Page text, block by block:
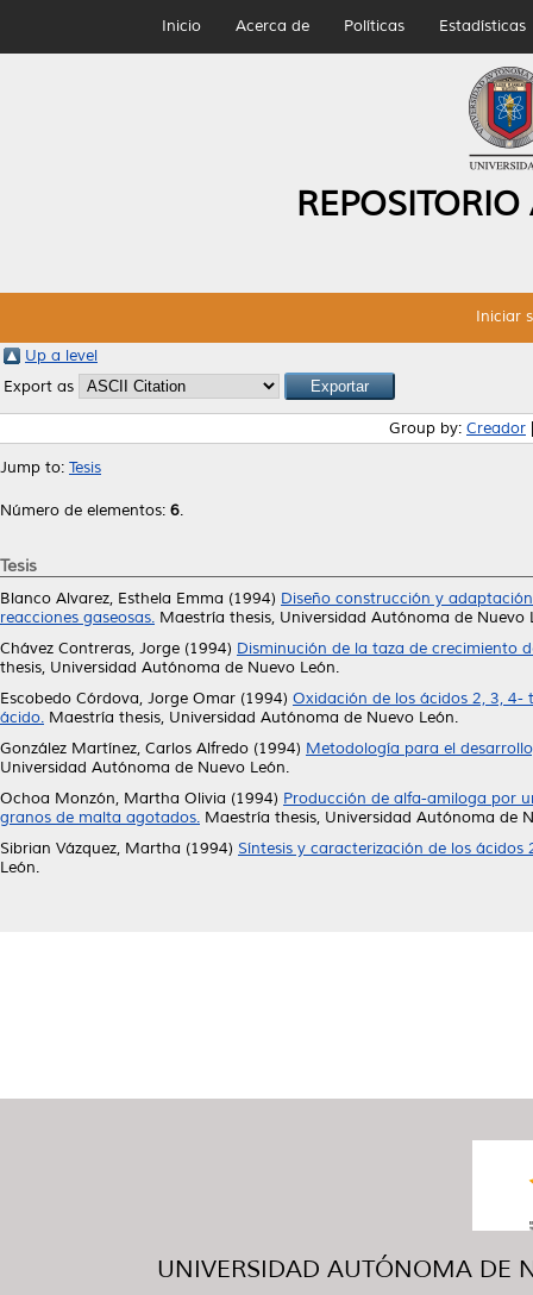
Inicio Acerca de Políticas Estadísticas
Iniciar
Up a level
Export as
Group by: Creador
Jump to: Tesis
Número de elementos: 6.
Tesis
Blanco Alvarez, Esthela Emma (1994) Diseño construcción y
reacciones gaseosas. Maestría thesis, Universidad Autónoma de Nuevo
Chávez Contreras, Jorge (1994) Disminución de la taza de crecimiento
thesis, Universidad Autónoma de Nuevo León.
Escobedo Córdova, Jorge Omar (1994) Oxidación de los ácidos 2, 3,
ácido. Maestría thesis, Universidad Autónoma de Nuevo León.
González Martínez, Carlos Alfredo (1994) Metodología para el
Universidad Autónoma de Nuevo León.
Ochoa Monzón, Martha Olivia (1994) Producción de alfa-amiloga por
granos de malta agotados. Maestría thesis, Universidad Autónoma de
Sibrian Vázquez, Martha (1994) Síntesis y caracterización de los
León.
UNIVERSIDAD AUTÓNOMA DE